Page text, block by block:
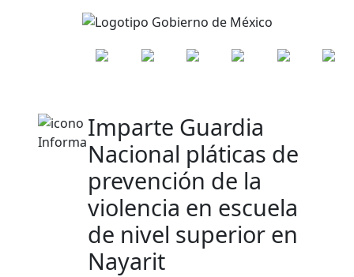
Imparte Guardia
Nacional pláticas de
prevención de la
violencia en escuela
de nivel superior en
Nayarit